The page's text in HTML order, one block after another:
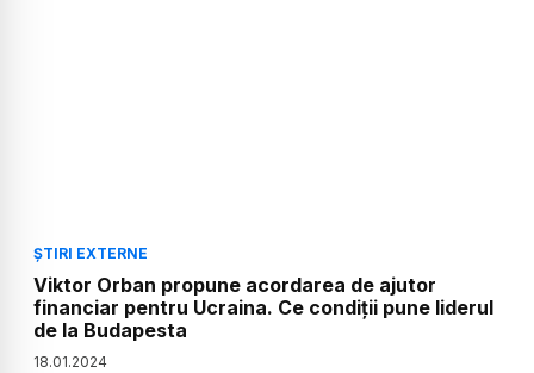
ȘTIRI EXTERNE
Viktor Orban propune acordarea de ajutor
financiar pentru Ucraina. Ce condiții pune liderul
de la Budapesta
18.01.2024